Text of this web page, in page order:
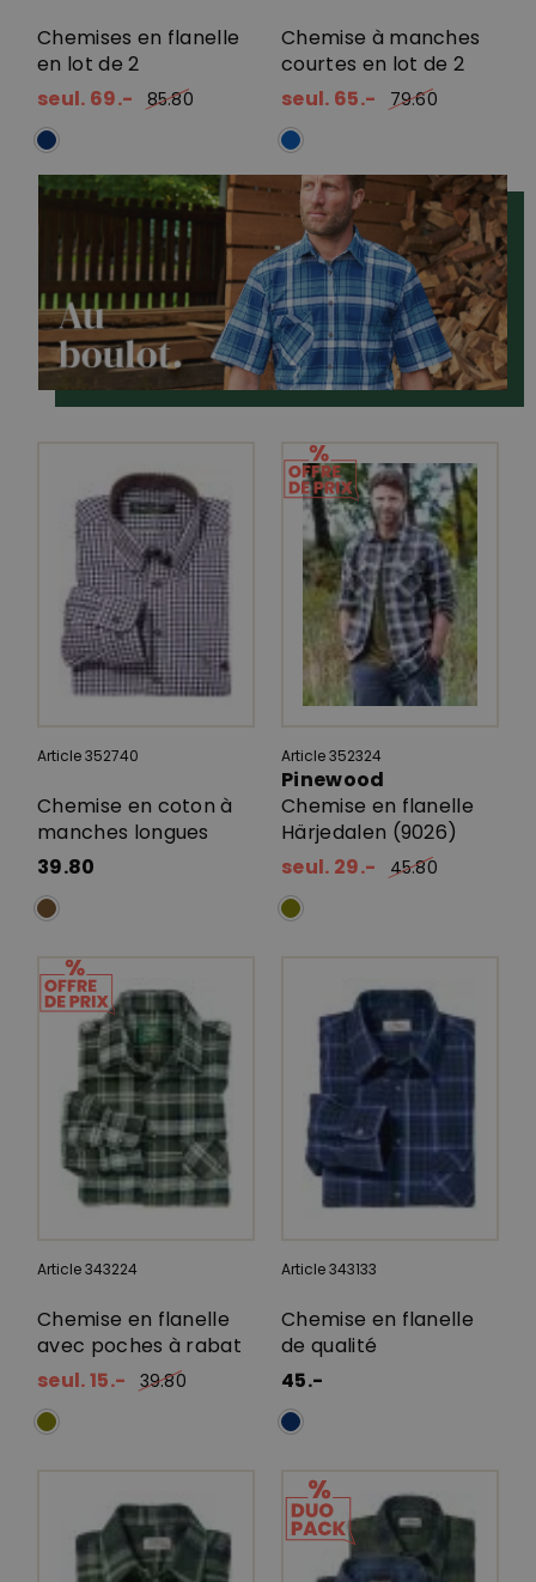
Chemises en flanelle
en lot de 2
seul. 69.-
85.80
Chemise à manches
courtes en lot de 2
seul. 65.-
79.60
Article 352740
Chemise en coton à
manches longues
39.80
Article 352324
Pinewood
Chemise en flanelle
Härjedalen (9026)
seul. 29.-
45.80
Article 343224
Chemise en flanelle
avec poches à rabat
seul. 15.-
39.80
Article 343133
Chemise en flanelle
de qualité
45.-